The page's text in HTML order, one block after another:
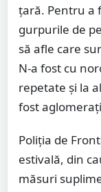
țară. Pentru a
gurpurile de
să afle care
N-a fost cu
repetate și la
fost
Poliția de
estivală, din
măsuri